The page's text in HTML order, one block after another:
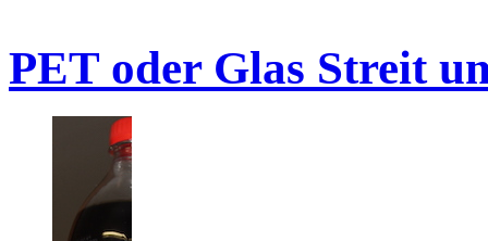
PET oder Glas Streit